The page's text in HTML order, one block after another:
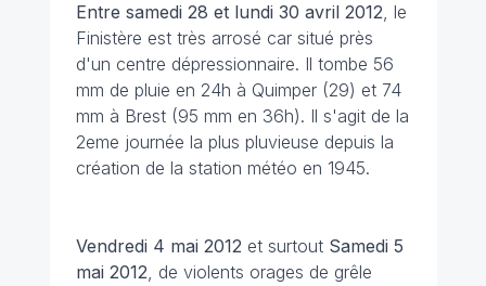
Entre samedi 28 et lundi 30 avril 2012, le
Finistère est très arrosé car situé près
d'un centre dépressionnaire. Il tombe 56
mm de pluie en 24h à Quimper (29) et 74
mm à Brest (95 mm en 36h). Il s'agit de la
2eme journée la plus pluvieuse depuis la
création de la station météo en 1945.
Vendredi 4 mai 2012 et surtout Samedi 5
mai 2012, de violents orages de grêle